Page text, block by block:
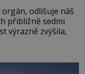
odlišuje náš
přibližně sedmi
výrazně zvýšila,